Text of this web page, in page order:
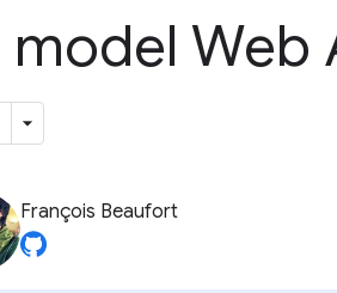
model Web
François Beaufort